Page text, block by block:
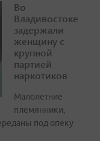
Во
Владивостоке
задержали
женщину с
крупной
партией
наркотиков
Малолетние
племянники,
под опеку